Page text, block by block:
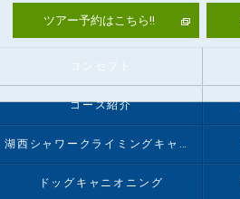
ツアー予約はこちら!!
コンセプト
コース紹介
湖西シャワークライミングキャニオニング
ドッグキャニオニング